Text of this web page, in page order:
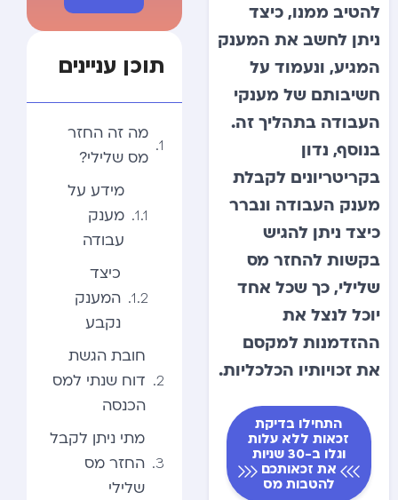
להטיב ממנו, כיצד
ניתן לחשב את המענק
המגיע, ונעמוד על
חשיבותם של מענקי
העבודה בתהליך זה.
בנוסף, נדון
בקריטריונים לקבלת
מענק העבודה ונברר
כיצד ניתן להגיש
בקשות להחזר מס
שלילי, כך שכל אחד
יוכל לנצל את
ההזדמנות למקסם
את זכויותיו הכלכליות.
התחילו בדיקת
זכאות ללא עלות
וגלו ב-30 שניות
את זכאותכם
להטבות מס
Alternative:
תוכן עניינים
מה זה החזר
מס שלילי?
מידע על
מענק
עבודה
כיצד
המענק
נקבע
חובת הגשת
דוח שנתי למס
הכנסה
מתי ניתן לקבל
החזר מס
שלילי